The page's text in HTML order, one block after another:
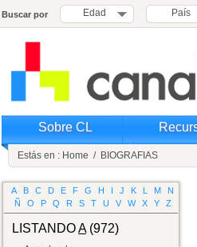
Buscar por Edad País
Sobre CL
Estás en : Home / BIOGRAFIAS
A B C D E F G H I J K L M
N
Ñ
O P Q R S T U V W X Y Z
LISTANDOA(972)